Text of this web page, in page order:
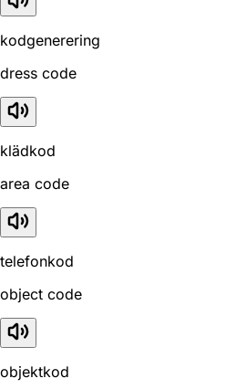
kodgenerering
dress code
klädkod
area code
telefonkod
object code
objektkod